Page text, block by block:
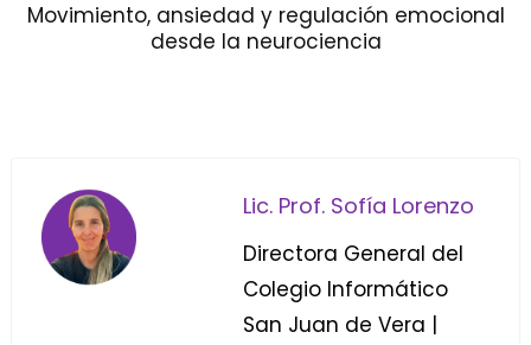
Movimiento, ansiedad y regulación emocional
desde la neurociencia
Lic. Prof. Sofía Lorenzo
Directora General del
Colegio Informático
San Juan de Vera |